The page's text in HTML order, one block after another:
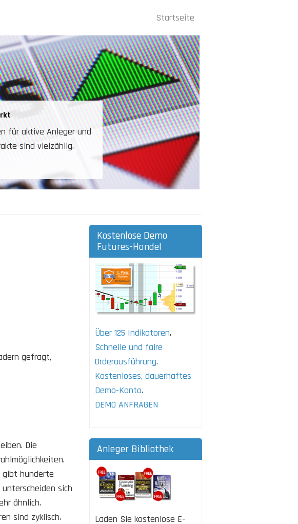
Startseite
Shortpositionen. Ein
Weizen, Zucker usw.
gefragt,
Die
gibt hunderte
sich
ähnlich.
sind zyklisch.
Kostenlose Demo
Futures-Handel
Über 125 Indikatoren.
Schnelle und faire
Orderausführung.
Kostenloses, dauerhaftes
Demo-Konto.
DEMO ANFRAGEN
Anleger Bibliothek
Laden Sie kostenlose E-